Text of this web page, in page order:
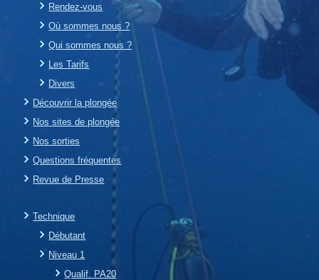
Rendez-vous
Où sommes nous ?
Qui sommes nous ?
Les Tarifs
Divers
Découvrir la plongée
Nos sites de plongée
Nos sorties
Questions fréquentes
Revue de Presse
Technique
Débutant
Niveau 1
Qualif. PA20